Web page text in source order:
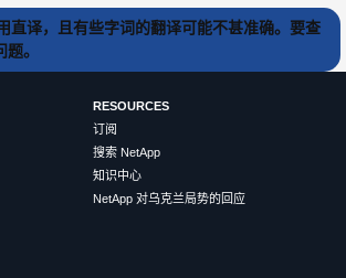
直译，且有些字词的翻译可能不甚准确。要查
。
RESOURCES
订阅
搜索 NetApp
知识中心
NetApp 对乌克兰局势的回应